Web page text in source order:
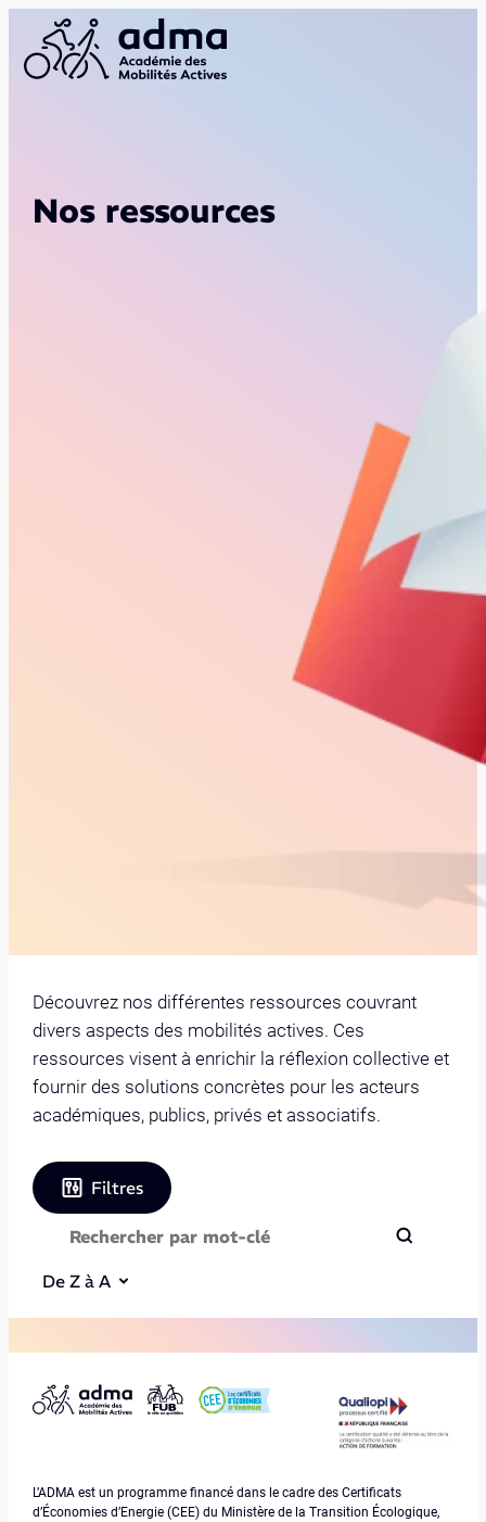
Nos ressources
Découvrez nos différentes ressources couvrant
divers aspects des mobilités actives. Ces
ressources visent à enrichir la réflexion collective et
fournir des solutions concrètes pour les acteurs
académiques, publics, privés et associatifs.
Filtres
De Z à A
L’ADMA est un programme financé dans le cadre des Certificats
d’Économies d’Energie (CEE) du Ministère de la Transition Écologique,